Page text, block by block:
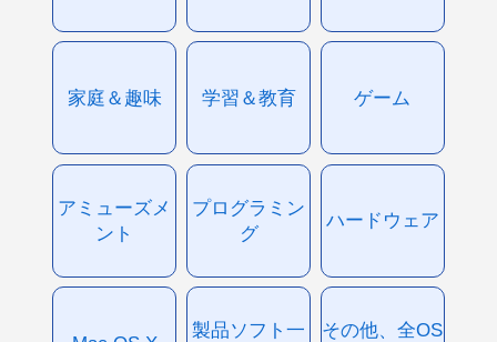
家庭＆趣味 学習＆教育 ゲーム
アミューズメ
ント
プログラミン
グ
ハードウェア
製品ソフト一
その他、全OS